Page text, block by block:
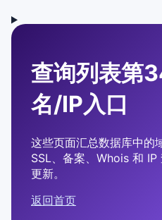
查询列表第
名/IP入口
这些页面汇总数据库中的
SSL、备案、Whois 和
更新。
返回首页